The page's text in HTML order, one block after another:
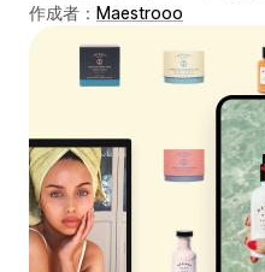
作成者： Maestrooo